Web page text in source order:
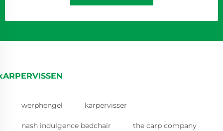
werphengel karpervisser
nash indulgence bedchair the carp company